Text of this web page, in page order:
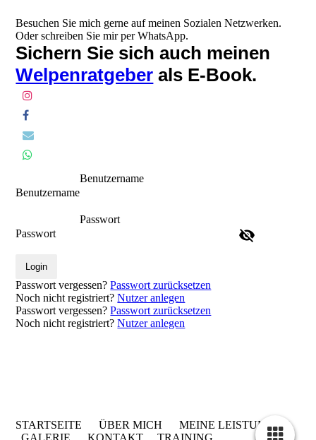
Besuchen Sie mich gerne auf meinen Sozialen Netzwerken.
Oder schreiben Sie mir per WhatsApp.
Sichern Sie sich auch meinen
Welpenratgeber als E-Book.
Benutzername
Benutzername
Passwort
Passwort
Login
Passwort vergessen?Passwort zurücksetzen
Noch nicht registriert?Nutzer anlegen
Passwort vergessen?Passwort zurücksetzen
Noch nicht registriert?Nutzer anlegen
STARTSEITE ÜBER MICH
MEINE LEISTUNGEN